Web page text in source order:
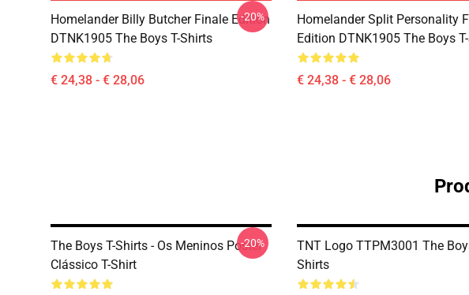
Homelander Billy Butcher Finale Edition
DTNK1905 The Boys T-Shirts
€ 24,38 - € 28,06
-20%
Homelander Split Personality
Edition DTNK1905 The Boys
€ 24,38 - € 28,06
The Boys T-Shirts - Os Meninos Poster
Clássico T-Shirt
-20%
TNT Logo TTPM3001 The
Shirts